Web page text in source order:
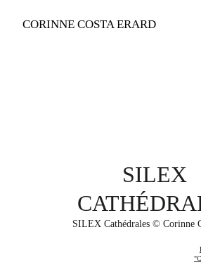
CORINNE COSTA ERARD
SILEX
SILEX Cathédrales © Corinne